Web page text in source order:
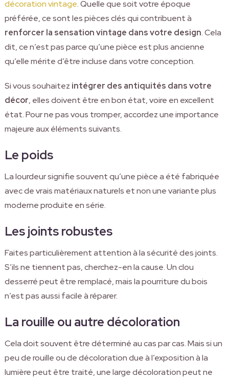
décoration vintage. Quelle que soit votre époque
préférée, ce sont les pièces clés qui contribuent à
renforcer la sensation vintage dans votre design. Cela
dit, ce n’est pas parce qu’une pièce est plus ancienne
qu’elle mérite d’être incluse dans votre conception.
Si vous souhaitez intégrer des antiquités dans votre
décor, elles doivent être en bon état, voire en excellent
état. Pour ne pas vous tromper, accordez une importance
majeure aux éléments suivants.
Le poids
La lourdeur signifie souvent qu’une pièce a été fabriquée
avec de vrais matériaux naturels et non une variante plus
moderne produite en série.
Les joints robustes
Faites particulièrement attention à la sécurité des joints.
S’ils ne tiennent pas, cherchez-en la cause. Un clou
desserré peut être remplacé, mais la pourriture du bois
n’est pas aussi facile à réparer.
La rouille ou autre décoloration
Cela doit souvent être déterminé au cas par cas. Mais si un
peu de rouille ou de décoloration due à l’exposition à la
lumière peut être traité, une large décoloration peut ne